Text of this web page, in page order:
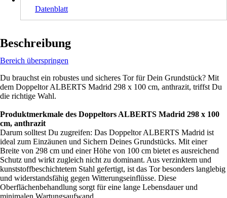
Datenblatt
Beschreibung
Bereich überspringen
Du brauchst ein robustes und sicheres Tor für Dein Grundstück? Mit
dem Doppeltor ALBERTS Madrid 298 x 100 cm, anthrazit, triffst Du
die richtige Wahl.
Produktmerkmale des Doppeltors ALBERTS Madrid 298 x 100
cm, anthrazit
Darum solltest Du zugreifen: Das Doppeltor ALBERTS Madrid ist
ideal zum Einzäunen und Sichern Deines Grundstücks. Mit einer
Breite von 298 cm und einer Höhe von 100 cm bietet es ausreichend
Schutz und wirkt zugleich nicht zu dominant. Aus verzinktem und
kunststoffbeschichtetem Stahl gefertigt, ist das Tor besonders langlebig
und widerstandsfähig gegen Witterungseinflüsse. Diese
Oberflächenbehandlung sorgt für eine lange Lebensdauer und
minimalen Wartungsaufwand.